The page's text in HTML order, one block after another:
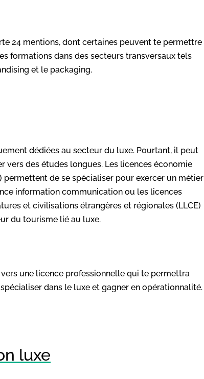
24 mentions, dont certaines peuvent te permettre
formations dans des secteurs transversaux tels
et le packaging.
dédiées au secteur du luxe. Pourtant, il peut
vers des études longues. Les licences économie
de se spécialiser pour exercer un métier
information communication ou les licences
et civilisations étrangères et régionales (LLCE)
du tourisme lié au luxe.
vers une licence professionnelle qui te permettra
dans le luxe et gagner en opérationnalité.
luxe